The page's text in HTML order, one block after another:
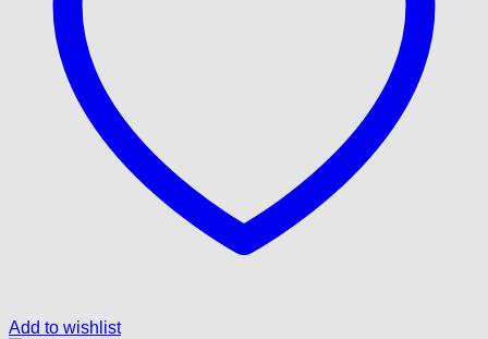
Add to wishlist